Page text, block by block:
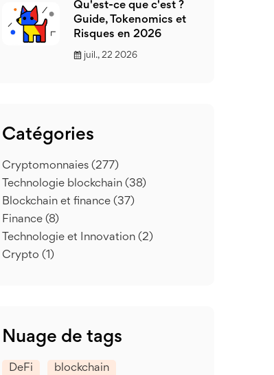
Qu'est-ce que c'est ?
Guide, Tokenomics et
Risques en 2026
juil., 22 2026
Catégories
Cryptomonnaies (277)
Technologie blockchain (38)
Blockchain et finance (37)
Finance (8)
Technologie et Innovation (2)
Crypto (1)
Nuage de tags
DeFi blockchain